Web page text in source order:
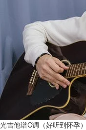
光吉他谱C调（好听到怀孕